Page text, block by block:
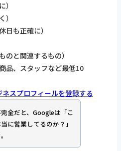
）
）
日も正確に）
のと関連するもの）
品、スタッフなど最低10
ネスプロフィールを登録する
全だと、Googleは「こ
に営業してるのか？」